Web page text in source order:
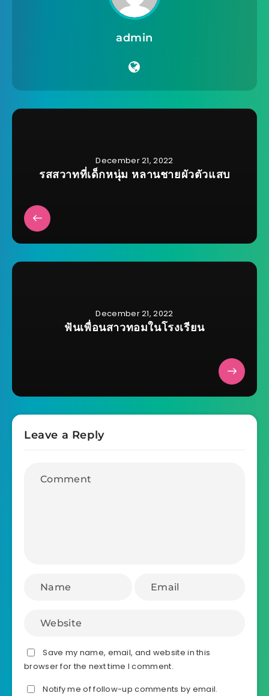
admin
December 21, 2022
รสสวาทที่เด็กหนุ่ม หลานชายผัวตัวแสบ
December 21, 2022
ฟันเพื่อนสาวทอมในโรงเรียน
Leave a Reply
Save my name, email, and website in this
browser for the next time I comment.
Notify me of follow-up comments by email.